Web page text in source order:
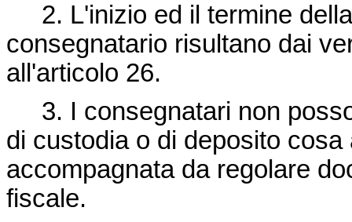
2. L'inizio ed il termine
consegnatario risultano dai
all'articolo 26.
3. I consegnatari non
di custodia o di deposito
accompagnata da regolare
fiscale.